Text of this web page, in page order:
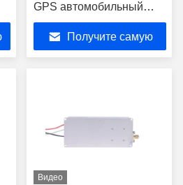
GPS автомобильный
джаммер 40W 5725-
5850MHzПолучите самую
Видео